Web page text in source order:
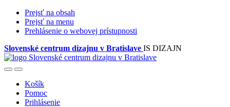
Prejsť na obsah
Prejsť na menu
Prehlásenie o webovej prístupnosti
Slovenské centrum dizajnu v Bratislave IS DIZAJN
Košík
Pomoc
Prihlásenie